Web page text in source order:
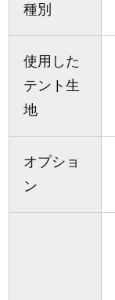
種別
使用した
テント生
地
オプショ
ン